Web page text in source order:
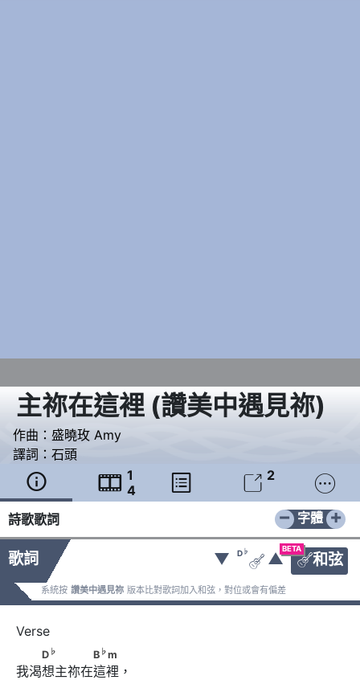
主祢在這裡(讚美中遇見祢)
作曲： 盛曉玫 Amy
譯詞： 石頭
  1
4
  2 
詩歌歌詞 − +
字體
歌詞
BETA
和弦
▼ D♭
 ▲
系統按 讚美中遇見祢 版本比對歌詞加入和弦，對位或會有偏差
D ♭ B
D ♭ B ♭m
我渴想主祢在這裡，